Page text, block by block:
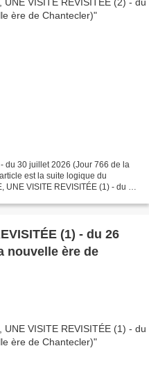
du 30 juillet 2026 (Jour 766 de la
est la suite logique du
VISITE REVISITÉE (1) - du 26
(1) - du 26
nouvelle ère de